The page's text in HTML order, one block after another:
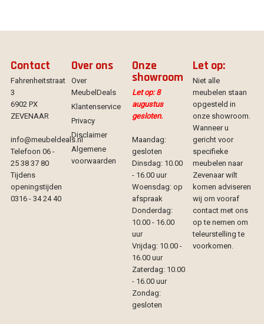
Contact
Fahrenheitstraat
3
6902 PX
ZEVENAAR
info@meubeldeals.nl
Telefoon 06 -
25 38 37 80
Tijdens
openingstijden
0316 - 34 24 40
Over ons
Over
MeubelDeals
Klantenservice
Privacy
Disclaimer
Algemene
voorwaarden
Onze
showroom
Let op: 8
augustus
gesloten.
Maandag:
gesloten
Dinsdag: 10.00
- 16.00 uur
Woensdag: op
afspraak
Donderdag:
10.00 - 16.00
uur
Vrijdag: 10.00 -
16.00 uur
Zaterdag: 10.00
- 16.00 uur
Zondag:
gesloten
Let op:
Niet alle
meubelen staan
opgesteld in
onze showroom.
Wanneer u
gericht voor
specifieke
meubelen naar
Zevenaar wilt
komen adviseren
wij om vooraf
contact met ons
op te nemen om
teleurstelling te
voorkomen.